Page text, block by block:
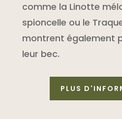
comme la Linotte
spioncelle ou le
montrent également
leur bec.
PLUS